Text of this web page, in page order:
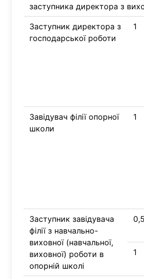
заступника директора з
Заступник директора з
господарської роботи
1
Завідувач філії опорної
школи
1
Заступник завідувача
філії з навчально-
виховної (навчальної,
виховної) роботи в
опорній школі
0,5
1